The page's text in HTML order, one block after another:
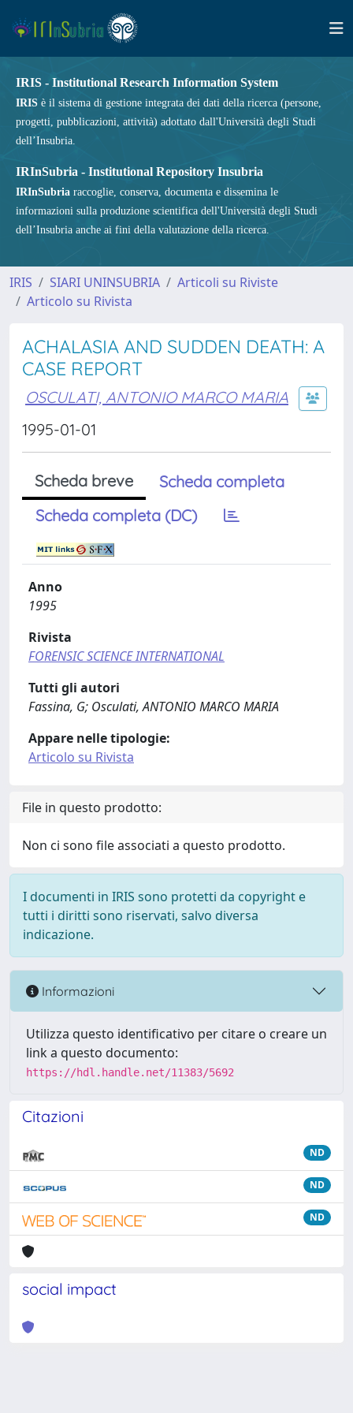
IRIS - Institutional Research Information System
IRIS è il sistema di gestione integrata dei dati della ricerca (persone,
progetti, pubblicazioni, attività) adottato dall'Università degli Studi
dell’Insubria.
IRInSubria - Institutional Repository Insubria
IRInSubria raccoglie, conserva, documenta e dissemina le
informazioni sulla produzione scientifica dell'Università degli Studi
dell’Insubria anche ai fini della valutazione della ricerca.
IRIS SIARI UNINSUBRIA
Articoli su Riviste
Articolo su Rivista
ACHALASIA AND SUDDEN DEATH: A
CASE REPORT
OSCULATI, ANTONIO MARCO MARIA
1995-01-01
Scheda breve
Scheda completa
Scheda completa (DC)
Anno
1995
Rivista
FORENSIC SCIENCE INTERNATIONAL
Tutti gli autori
Fassina, G; Osculati, ANTONIO MARCO MARIA
Appare nelle tipologie:
Articolo su Rivista
File in questo prodotto:
Non ci sono file associati a questo prodotto.
I documenti in IRIS sono protetti da copyright e
tutti i diritti sono riservati, salvo diversa
indicazione.
Informazioni
Utilizza questo identificativo per citare o creare un
link a questo documento:
https://hdl.handle.net/11383/5692
Citazioni
ND
ND
ND
social impact